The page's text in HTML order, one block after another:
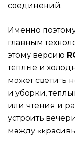
соединений.
Именно
главным
этому версию
тёплые и
может светить
и уборки,
или чтения и
устроить
между